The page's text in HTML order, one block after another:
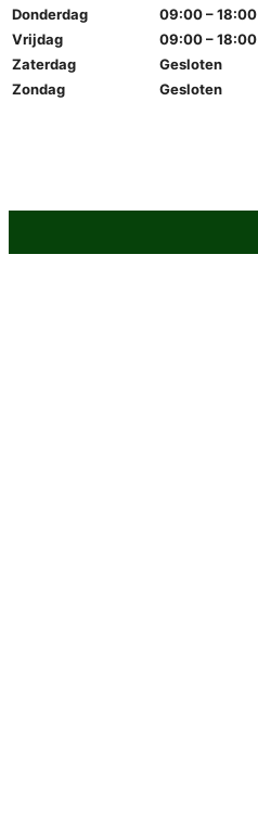
Donderdag
09:00 – 18:00
Vrijdag
09:00 – 18:00
Zaterdag
Gesloten
Zondag
Gesloten